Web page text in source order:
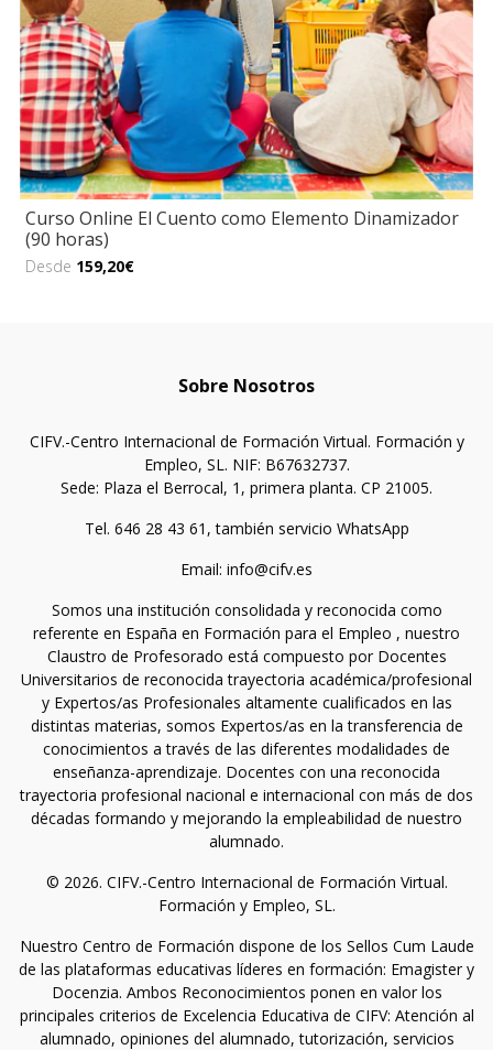
Curso Online El Cuento como Elemento Dinamizador
(90 horas)
Desde 159,20€
Sobre Nosotros
CIFV.-Centro Internacional de Formación Virtual. Formación y
Empleo, SL. NIF: B67632737.
Sede: Plaza el Berrocal, 1, primera planta. CP 21005.
Tel. 646 28 43 61, también servicio WhatsApp
Email: info@cifv.es
Somos una institución consolidada y reconocida como
referente en España en Formación para el Empleo , nuestro
Claustro de Profesorado está compuesto por Docentes
Universitarios de reconocida trayectoria académica/profesional
y Expertos/as Profesionales altamente cualificados en las
distintas materias, somos Expertos/as en la transferencia de
conocimientos a través de las diferentes modalidades de
enseñanza-aprendizaje. Docentes con una reconocida
trayectoria profesional nacional e internacional con más de dos
décadas formando y mejorando la empleabilidad de nuestro
alumnado.
© 2026. CIFV.-Centro Internacional de Formación Virtual.
Formación y Empleo, SL.
Nuestro Centro de Formación dispone de los Sellos Cum Laude
de las plataformas educativas líderes en formación: Emagister y
Docenzia. Ambos Reconocimientos ponen en valor los
principales criterios de Excelencia Educativa de CIFV: Atención al
alumnado, opiniones del alumnado, tutorización, servicios